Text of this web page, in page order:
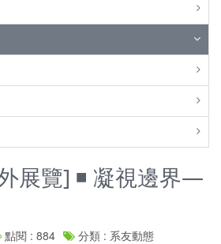
展覽] ◾️ 凝視邊界—
點閱 : 884
分類 : 系友動態